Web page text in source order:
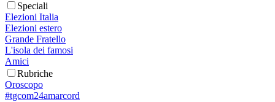
Speciali
Elezioni Italia
Elezioni estero
Grande Fratello
L'isola dei famosi
Amici
Rubriche
Oroscopo
#tgcom24amarcord